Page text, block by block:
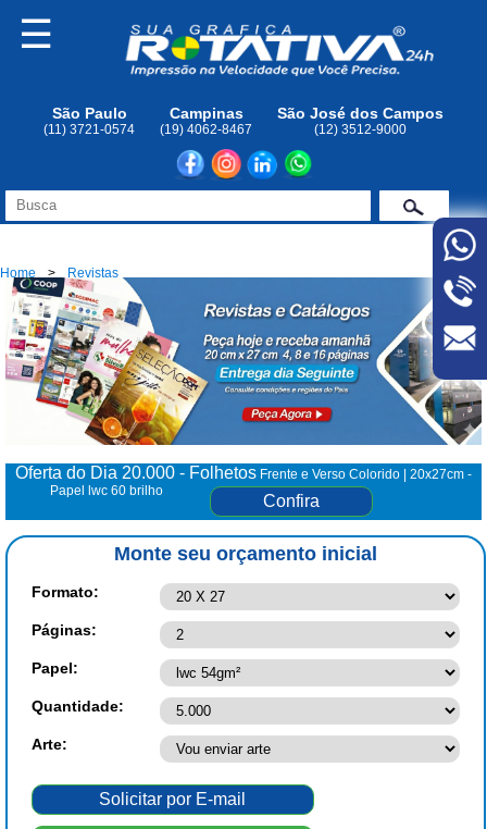
São Paulo
(11) 3721-0574
Campinas
(19) 4062-8467
São José dos Campos
(12) 3512-9000
☰
Home Revistas
Oferta do Dia 20.000 - Folhetos Frente e Verso Colorido | 20x27cm -
Papel lwc 60 brilho
Confira
Monte seu orçamento inicial
Formato:
Páginas:
Papel:
Quantidade:
Arte:
Solicitar por E-mail